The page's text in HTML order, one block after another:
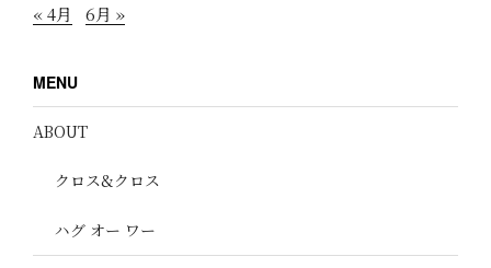
« 4月 6月 »
MENU
ABOUT
クロス&クロス
ハグ オー ワー